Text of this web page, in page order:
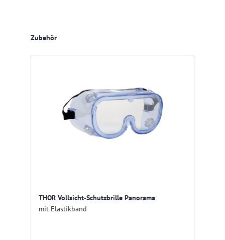
Produktgalerie überspringen
Zubehör
THOR Vollsicht-Schutzbrille Panorama
mit Elastikband